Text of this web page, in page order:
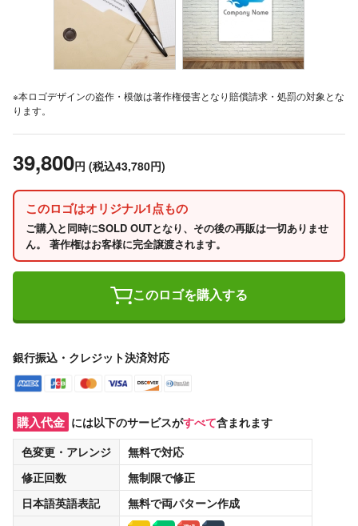
※本ロゴデザインの盗作・模倣は著作権侵害となり賠償請求・処罰の対象とな
ります。
39,800円 (税込43,780円)
このロゴはオリジナル1点もの
ご購入と同時にSOLD OUTとなり、その後の再販は一切ありませ
ん。 著作権はお客様に完全譲渡されます。
このロゴを購入する
銀行振込・クレジット決済対応
購入代金 には以下のサービスがすべて含まれます
色変更・アレンジ
無料で対応
修正回数
無制限で修正
日本語英語表記
無料で両パターン作成